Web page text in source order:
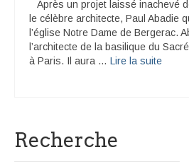
Après un projet laissé inachevé
le célèbre architecte, Paul Abadie
l’église Notre Dame de Bergerac.
l’architecte de la basilique du
à Paris. Il aura … Lire la suite­­
Recherche